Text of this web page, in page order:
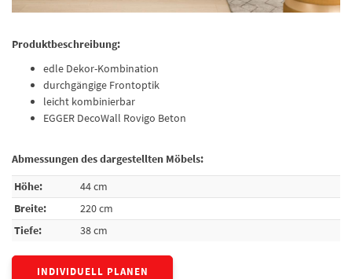
Produktbeschreibung:
edle Dekor-Kombination
durchgängige Frontoptik
leicht kombinierbar
EGGER DecoWall Rovigo Beton
Abmessungen des dargestellten Möbels:
Höhe:
44 cm
Breite:
220 cm
Tiefe:
38 cm
INDIVIDUELL PLANEN